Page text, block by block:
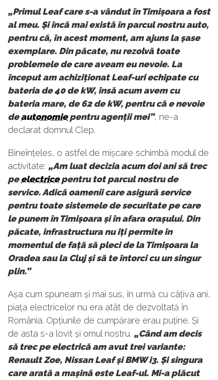
„Primul Leaf care s-a vândut în Timișoara a fost
al meu. Și încă mai există în parcul nostru auto,
pentru că, în acest moment, am ajuns la șase
exemplare. Din păcate, nu rezolvă toate
problemele de care aveam eu nevoie. La
început am achiziționat Leaf-uri echipate cu
bateria de 40 de kW, însă acum avem cu
bateria mare, de 62 de kW, pentru că e nevoie
deautonomiepentru agenții mei”, ne-a
declarat domnul Clep.
Bineînțeles, o astfel de mișcare schimbă modul de
activitate: „Am luat decizia acum doi ani să trec
peelectricepentru tot parcul nostru de
service. Adică oamenii care asigură service
pentru toate sistemele de securitate pe care
le punem în Timișoara și în afara orașului. Din
păcate, infrastructura nu îți permite în
momentul de față să pleci de la Timișoara la
Oradea sau la Cluj și să te întorci cu un singur
plin.”
Așa cum spuneam și mai sus, în urmă cu câțiva ani,
piața electricelor nu era atât de dezvoltată în
România. Opțiunile de cumpărare erau puține. Și
de asta s-a lovit și omul nostru. „Când am decis
să trec pe electrică am avut trei variante:
Renault Zoe, Nissan Leaf și BMW i3. Și singura
care arată a mașină este Leaf-ul. Mi-a plăcut